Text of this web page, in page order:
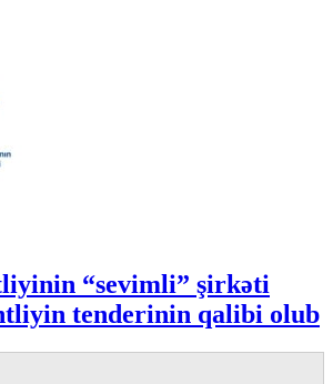
“sevimli” şirkəti
tenderinin qalibi olub